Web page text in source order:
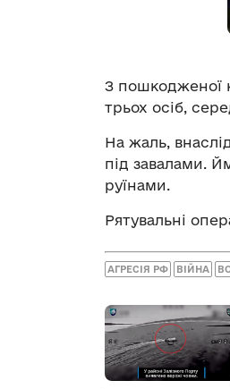
З пошкодженої
трьох осіб,
На жаль,
під завалами.
руїнами.
Рятувальні
АГРЕСІЯ РФ ВІЙНА